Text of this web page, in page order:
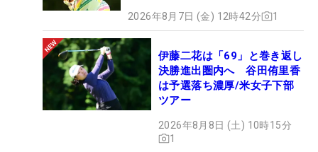
2026年8月7日 (金) 12時42分 1
伊藤二花は「69」と巻き返し
決勝進出圏内へ 谷田侑里香
は予選落ち濃厚/米女子下部
ツアー
2026年8月8日 (土) 10時15分
1